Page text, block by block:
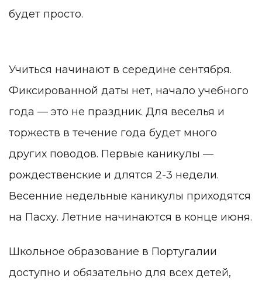
будет просто.
Учиться начинают в середине сентября.
Фиксированной даты нет, начало учебного
года — это не праздник. Для веселья и
торжеств в течение года будет много
других поводов. Первые каникулы —
рождественские и длятся 2-3 недели.
Весенние недельные каникулы приходятся
на Пасху. Летние начинаются в конце июня.
Школьное образование в Португалии
доступно и обязательно для всех детей,